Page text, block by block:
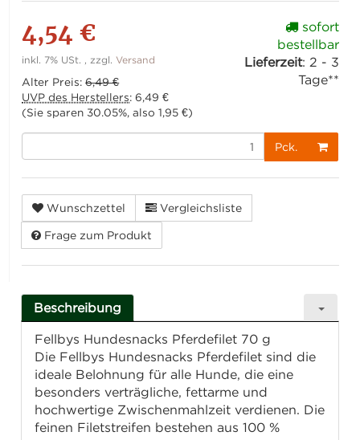
4,54 €
inkl. 7% USt. , zzgl.Versand
Alter Preis:6,49 €
UVP des Herstellers:6,49 €
(Sie sparen 30.05%, also1,95 €)
sofort
bestellbar
Lieferzeit: 2 - 3
Tage**
Pck.
Wunschzettel Vergleichsliste
Frage zum Produkt
Beschreibung
Fellbys Hundesnacks Pferdefilet 70 g
Die Fellbys Hundesnacks Pferdefilet sind die
ideale Belohnung für alle Hunde, die eine
besonders verträgliche, fettarme und
hochwertige Zwischenmahlzeit verdienen. Die
feinen Filetstreifen bestehen aus 100 %